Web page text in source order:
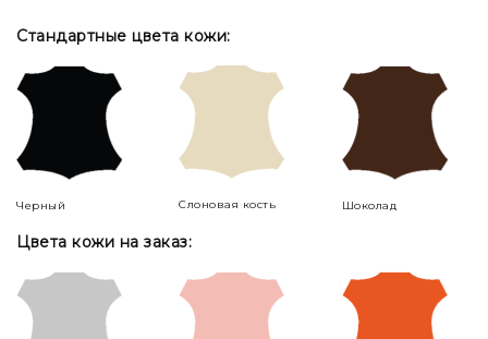
Стандартные цвета кожи:
Черный Слоновая кость Шоколад
Цвета кожи на заказ: